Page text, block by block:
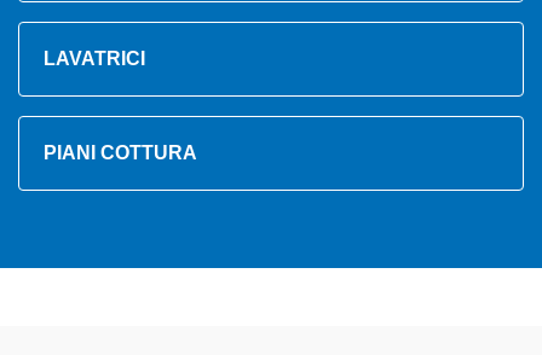
LAVATRICI
PIANI COTTURA